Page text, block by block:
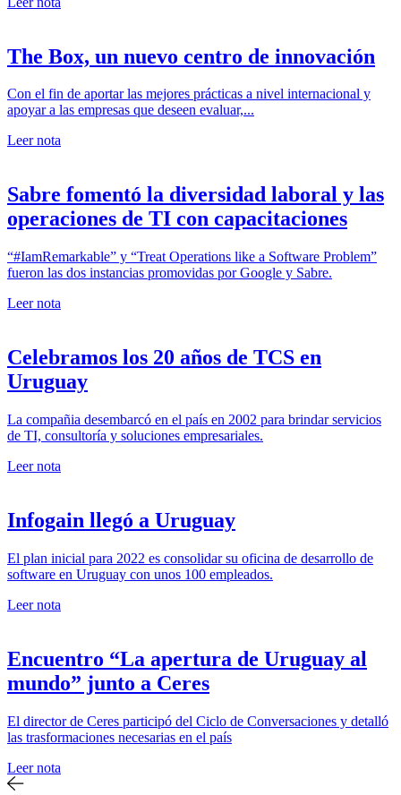
The Box, un nuevo centro de innovación
Con el fin de aportar las mejores prácticas a nivel internacional y
apoyar a las empresas que deseen evaluar,...
Leer nota
Sabre fomentó la diversidad laboral y las
operaciones de TI con capacitaciones
“#IamRemarkable” y “Treat Operations like a Software Problem”
fueron las dos instancias promovidas por Google y Sabre.
Leer nota
Celebramos los 20 años de TCS en
Uruguay
La compañia desembarcó en el país en 2002 para brindar servicios
de TI, consultoría y soluciones empresariales.
Leer nota
Infogain llegó a Uruguay
El plan inicial para 2022 es consolidar su oficina de desarrollo de
software en Uruguay con unos 100 empleados.
Leer nota
Encuentro “La apertura de Uruguay al
mundo” junto a Ceres
El director de Ceres participó del Ciclo de Conversaciones y detalló
las trasformaciones necesarias en el país
Leer nota